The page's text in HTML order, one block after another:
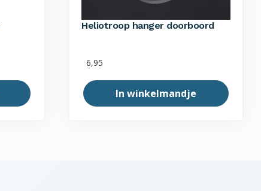
Heliotroop hanger doorboord
6,95
In winkelmandje